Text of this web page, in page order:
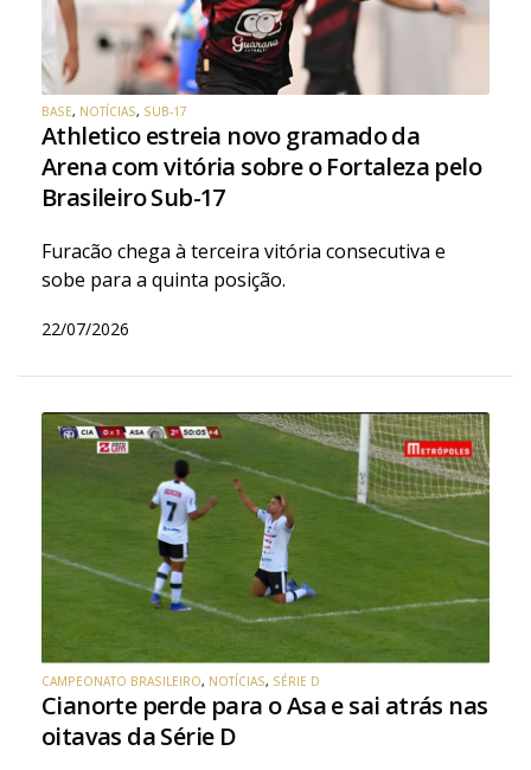
BASE, NOTÍCIAS, SUB-17
Athletico estreia novo gramado da
Arena com vitória sobre o Fortaleza pelo
Brasileiro Sub-17
Furacão chega à terceira vitória consecutiva e
sobe para a quinta posição.
22/07/2026
CAMPEONATO BRASILEIRO, NOTÍCIAS, SÉRIE D
Cianorte perde para o Asa e sai atrás nas
oitavas da Série D